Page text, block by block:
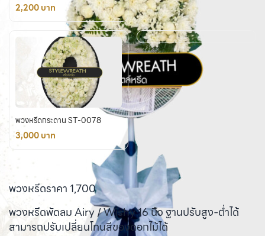
2,200 บาท
พวงหรีดกระดาน ST-0078
3,000 บาท
พวงหรีดราคา 1,700
พวงหรีดพัดลม Airy / Wishy 16 นิ้ว ฐานปรับสูง-ต่ำได้
สามารถปรับเปลี่ยนโทนสีของดอกไม้ได้